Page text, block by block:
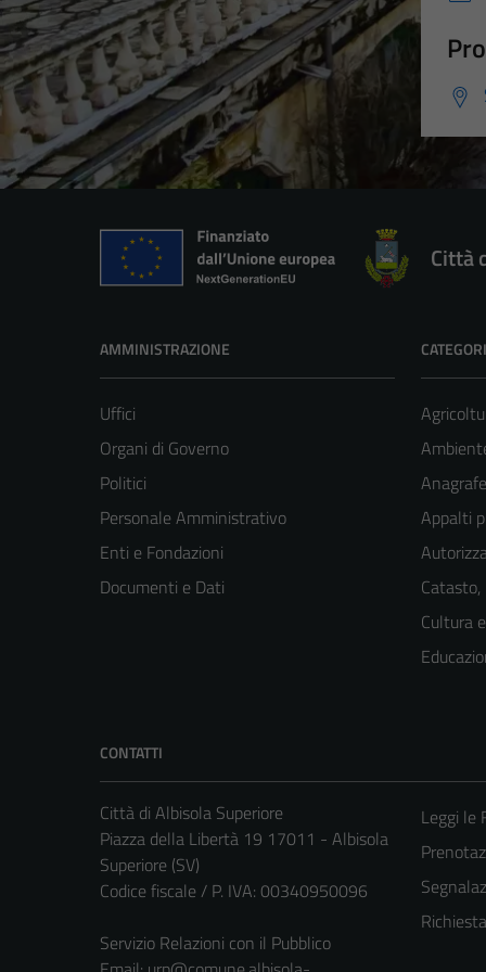
Città
AMMINISTRAZIONE
Uffici
Organi di Governo
Politici
Personale Amministrativo
Enti e Fondazioni
Documenti e Dati
Appalti
Cultura
CONTATTI
Città di Albisola Superiore
Piazza della Libertà 19 17011 - Albisola
Superiore (SV)
Codice fiscale / P. IVA: 00340950096
Servizio Relazioni con il Pubblico
Leggi le